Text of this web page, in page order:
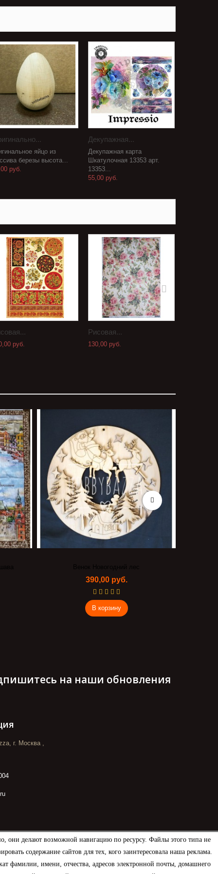
они делают возможной навигацию по ресурсу. Файлы этого типа не
содержание сайтов для тех, кого заинтересовала наша реклама.
фамилии, имени, отчества, адресов электронной почты, домашнего
яйцо из
березы высота...
руб.
Декупажная...
Декупажная карта
Шкатулочная 13353 арт.
13353...
55,00 руб.
руб.
Рисовая...
130,00 руб.
Венок Новогодний лес
390,00 руб.
В корзину
на наши обновления
г. Москва ,